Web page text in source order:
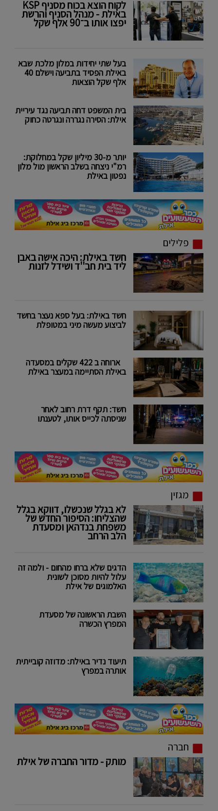
לקוח הוצא בכוח מסניף KSP
באילת - מנהל הסניף והרשת
יפצו אותו ב־90 אלף שקל
בעל שתי יחידות במלון מלכת שבא
באילת הפסיד בתביעה וישלם 40
אלף שקל הוצאות
בית המשפט דחה תביעה נגד עיריית
אילת: הסירה נגררה ונגרטה כחוק
יותר מ-30 מיליון שקל במחלוקת:
רמ"י ניצחה בשלב הראשון מול מלון
נפטון באילת
פלילים
חשד באילת: היכה אישה באבן
ליד בית חב''ד ושידל לזנות
חשד באילת: בעל ספא נעצר בחשד
לביצוע מעשה מיני במטופלת
ארוחה ב 422 שקלים במסעדה
באילת הסתיימה במעצר באילת
חשד: תקף דרת רחוב לאחר
שניסתה לכייס אותו, לטענתו
מגזין
לא בגלל שנכשלו, דווקא בגלל
שהצליחו: הסיפור החדש של
משפחת בנדהאן ומסעדת
הלב הרחב
הדגים שלא ברחו מהחום - ולמה זה
עלול להיות מסוכן לשונית
האלמוגים של אילת
השבת הראשונה של מסעדת
המפרץ הכשרה
תיעוד נדיר באילת: מדוזה קובייתית
אותרה במפרץ
חברה
מותק - מדור החברה של אילת